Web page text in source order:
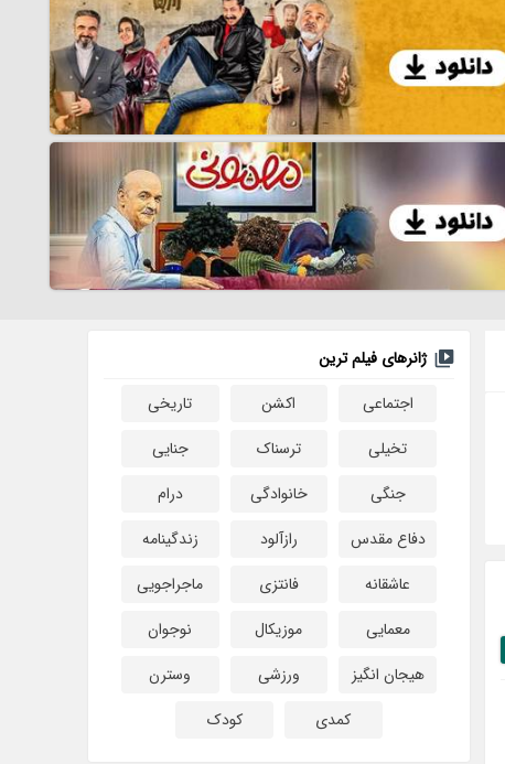
ژانرهای فیلم ترین
اجتماعی
اکشن
تاریخی
تخیلی
ترسناک
جنایی
جنگی
خانوادگی
درام
دفاع مقدس
رازآلود
زندگینامه
عاشقانه
فانتزی
ماجراجویی
معمایی
موزیکال
نوجوان
هیجان انگیز
ورزشی
وسترن
کمدی
کودک